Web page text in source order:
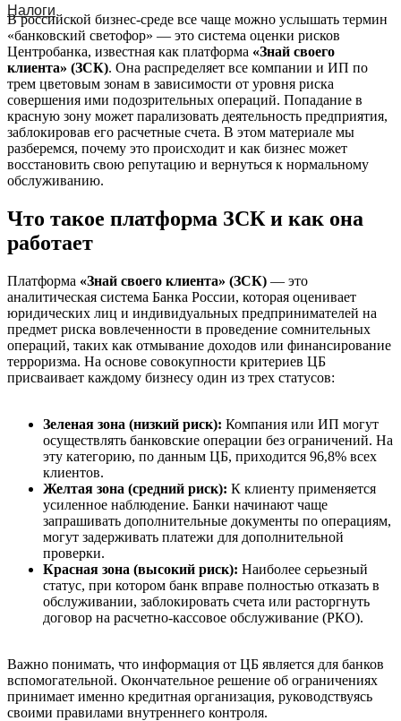
В российской бизнес-среде все чаще можно услышать термин
«банковский светофор» — это система оценки рисков
Центробанка, известная как платформа «Знай своего
клиента» (ЗСК). Она распределяет все компании и ИП по
трем цветовым зонам в зависимости от уровня риска
совершения ими подозрительных операций. Попадание в
красную зону может парализовать деятельность предприятия,
заблокировав его расчетные счета. В этом материале мы
разберемся, почему это происходит и как бизнес может
восстановить свою репутацию и вернуться к нормальному
обслуживанию.
Что такое платформа ЗСК и как она
работает
Платформа «Знай своего клиента» (ЗСК) — это
аналитическая система Банка России, которая оценивает
юридических лиц и индивидуальных предпринимателей на
предмет риска вовлеченности в проведение сомнительных
операций, таких как отмывание доходов или финансирование
терроризма. На основе совокупности критериев ЦБ
присваивает каждому бизнесу один из трех статусов:
Зеленая зона (низкий риск): Компания или ИП могут
осуществлять банковские операции без ограничений. На
эту категорию, по данным ЦБ, приходится 96,8% всех
клиентов.
Желтая зона (средний риск): К клиенту применяется
усиленное наблюдение. Банки начинают чаще
запрашивать дополнительные документы по операциям,
могут задерживать платежи для дополнительной
проверки.
Красная зона (высокий риск): Наиболее серьезный
статус, при котором банк вправе полностью отказать в
обслуживании, заблокировать счета или расторгнуть
договор на расчетно-кассовое обслуживание (РКО).
Важно понимать, что информация от ЦБ является для банков
вспомогательной. Окончательное решение об ограничениях
принимает именно кредитная организация, руководствуясь
своими правилами внутреннего контроля.